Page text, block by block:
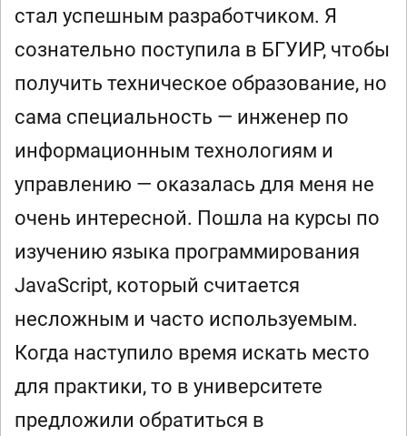
стал успешным разработчиком. Я
сознательно поступила в БГУИР, чтобы
получить техническое образование, но
сама специальность — инженер по
информационным технологиям и
управлению — оказалась для меня не
очень интересной. Пошла на курсы по
изучению языка программирования
JavaScript, который считается
несложным и часто используемым.
Когда наступило время искать место
для практики, то в университете
предложили обратиться в